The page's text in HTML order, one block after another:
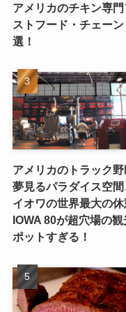
アメリカのチキン専門
ストフード・チェーン
選！
アメリカのトラック
夢見るパラダイス空
イオワの世界最大の
IOWA 80が超穴場の観
ポットすぎる！